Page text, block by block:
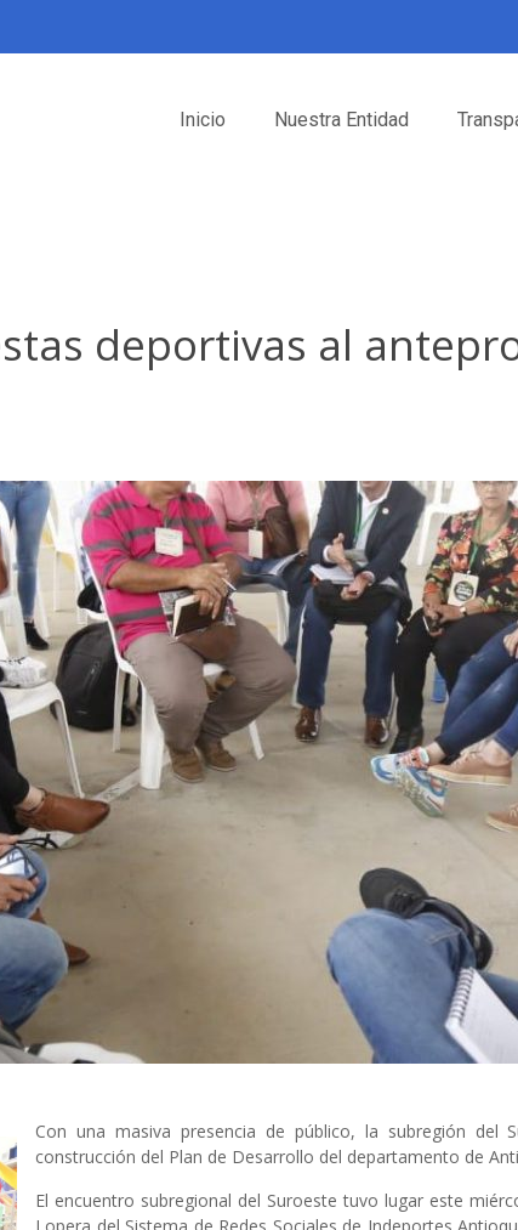
Inicio Nuestra Entidad
deportivas al
Con una masiva presencia de público, la subregión del
construcción del Plan de Desarrollo del departamento de
El encuentro subregional del Suroeste tuvo lugar este